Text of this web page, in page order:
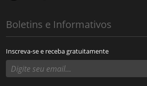
Boletins e Informativos
Inscreva-se e receba gratuitamente